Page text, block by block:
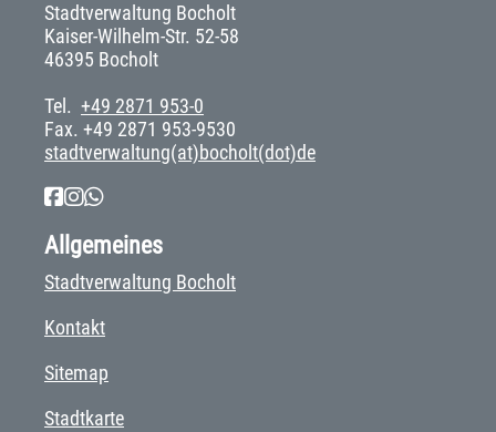
Stadtverwaltung Bocholt
Kaiser-Wilhelm-Str. 52-58
46395 Bocholt
Tel. +49 2871 953-0
Fax. +49 2871 953-9530
stadtverwaltung(at)bocholt(dot)de
Allgemeines
Stadtverwaltung Bocholt
Kontakt
Sitemap
Stadtkarte